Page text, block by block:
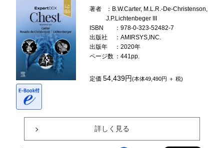
著者
：B.W.Carter, M.L.R.-De-Christenson,
J.P.Lichtenbeger III
ISBN
：978-0-323-52482-7
出版社
：AMIRSYS,INC.
出版年
：2020年
ページ数 ：441pp.
定価54,439円(本体49,490円 ＋ 税)
詳しく見る